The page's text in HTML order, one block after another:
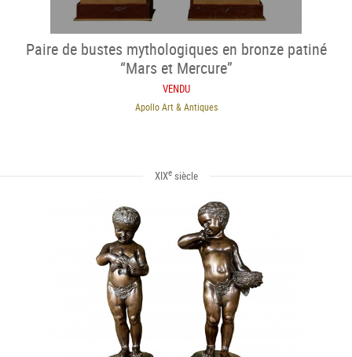
Paire de bustes mythologiques en bronze patiné
“Mars et Mercure”
VENDU
Apollo Art & Antiques
XIXesiècle